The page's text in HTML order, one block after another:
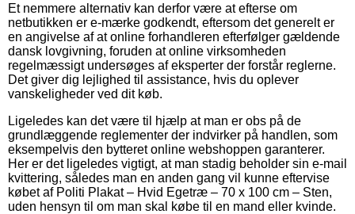
Et nemmere alternativ kan derfor være at efterse om
netbutikken er e-mærke godkendt, eftersom det generelt er
en angivelse af at online forhandleren efterfølger gældende
dansk lovgivning, foruden at online virksomheden
regelmæssigt undersøges af eksperter der forstår reglerne.
Det giver dig lejlighed til assistance, hvis du oplever
vanskeligheder ved dit køb.
Ligeledes kan det være til hjælp at man er obs på de
grundlæggende reglementer der indvirker på handlen, som
eksempelvis den bytteret online webshoppen garanterer.
Her er det ligeledes vigtigt, at man stadig beholder sin e-mail
kvittering, således man en anden gang vil kunne eftervise
købet af Politi Plakat – Hvid Egetræ – 70 x 100 cm – Sten,
uden hensyn til om man skal købe til en mand eller kvinde.